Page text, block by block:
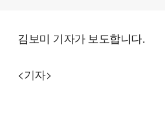
김보미 기자가 보도합니다.
<기자>